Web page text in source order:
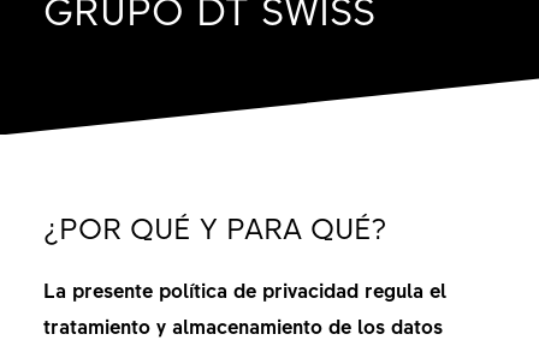
¿POR QUÉ Y PARA QUÉ?
La presente política de privacidad regula el
tratamiento y almacenamiento de los datos